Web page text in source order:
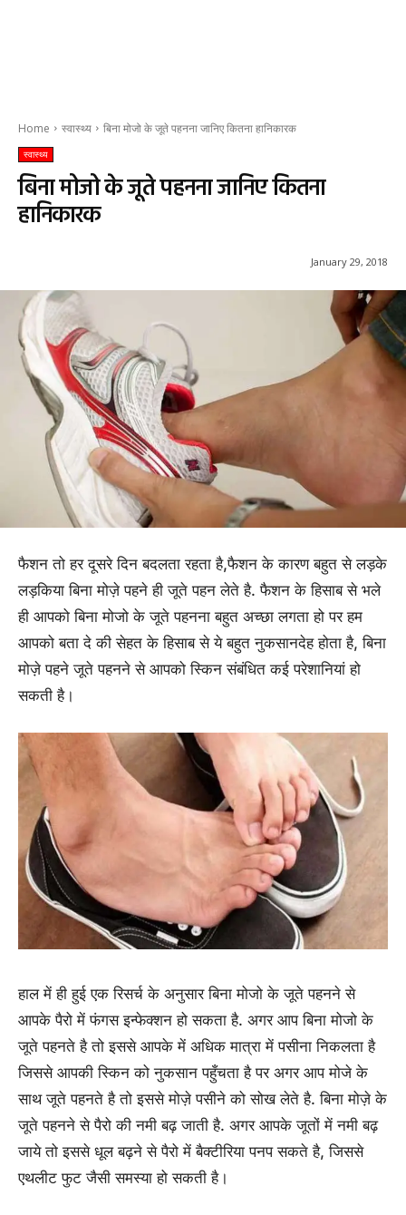
Home स्वास्थ्य बिना मोजो के जूते पहनना जानिए कितना हानिकारक
स्वास्थ्य
बिना मोजो के जूते पहनना जानिए कितना
हानिकारक
January 29, 2018
फैशन तो हर दूसरे दिन बदलता रहता है,फैशन के कारण बहुत से लड़के
लड़किया बिना मोज़े पहने ही जूते पहन लेते है. फैशन के हिसाब से भले
ही आपको बिना मोजो के जूते पहनना बहुत अच्छा लगता हो पर हम
आपको बता दे की सेहत के हिसाब से ये बहुत नुकसानदेह होता है, बिना
मोज़े पहने जूते पहनने से आपको स्किन संबंधित कई परेशानियां हो
सकती है।
हाल में ही हुई एक रिसर्च के अनुसार बिना मोजो के जूते पहनने से
आपके पैरो में फंगस इन्फेक्शन हो सकता है. अगर आप बिना मोजो के
जूते पहनते है तो इससे आपके में अधिक मात्रा में पसीना निकलता है
जिससे आपकी स्किन को नुकसान पहुँचता है पर अगर आप मोजे के
साथ जूते पहनते है तो इससे मोज़े पसीने को सोख लेते है. बिना मोज़े के
जूते पहनने से पैरो की नमी बढ़ जाती है. अगर आपके जूतों में नमी बढ़
जाये तो इससे धूल बढ़ने से पैरो में बैक्टीरिया पनप सकते है, जिससे
एथलीट फुट जैसी समस्या हो सकती है।